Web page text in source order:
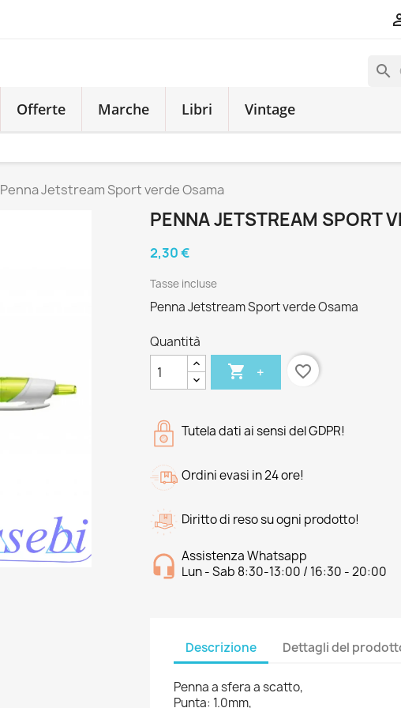
search
Offerte Marche Libri Vintage
Penna Jetstream Sport verde Osama
PENNA JETSTREAM SPORT
2,30 €
Tasse incluse
Penna Jetstream Sport verde Osama
Quantità
 + favorite_border
Tutela dati ai sensi del GDPR!
Ordini evasi in 24 ore!
Diritto di reso su ogni prodotto!
Assistenza Whatsapp
Lun - Sab 8:30-13:00 / 16:30 - 20:00
Descrizione Dettagli del
Penna a sfera a scatto,
Punta: 1.0mm,